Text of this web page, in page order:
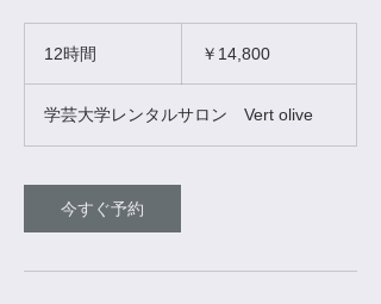
12時間
間
￥14,800
学芸大学レンタルサロン Vert olive
今すぐ予約